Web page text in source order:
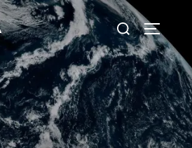
Rechercher :